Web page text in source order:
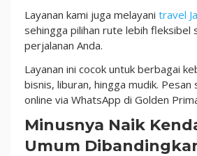
Layanan kami juga melayani travel
sehingga pilihan rute lebih fleksibel
perjalanan Anda.
Layanan ini cocok untuk berbagai
bisnis, liburan, hingga mudik. Pesan
online via WhatsApp di Golden
Minusnya Naik
Umum